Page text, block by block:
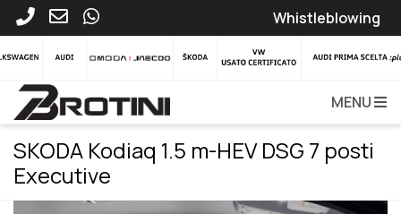
Whistleblowing
MENU
SKODA Kodiaq 1.5 m-HEV DSG 7 posti
Executive